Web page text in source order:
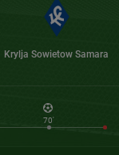
Krylja Sowietow Samara
70'